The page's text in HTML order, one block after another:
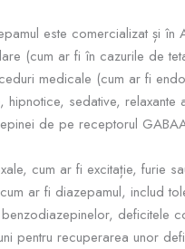
este comercializat și în
(cum ar fi în cazurile de
medicale (cum ar fi
sedative, relaxante
de pe receptorul
cum ar fi excitație, furie
ar fi diazepamul, includ
deficitele
pentru recuperarea unor